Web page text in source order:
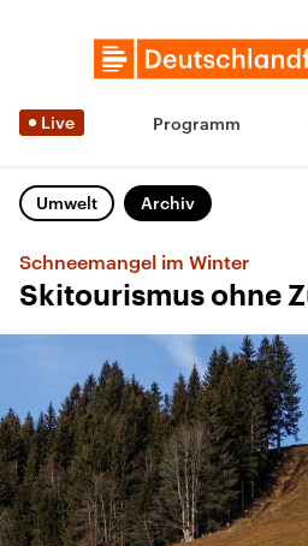
Live Programm
Umwelt Archiv
Schneemangel im Winter
Skitourismus ohne